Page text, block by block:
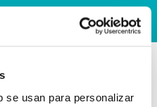
se usan para personalizar